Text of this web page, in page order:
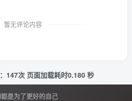
暂无评论内容
147次 页面加载耗时0.180 秒
是为了更好的自己